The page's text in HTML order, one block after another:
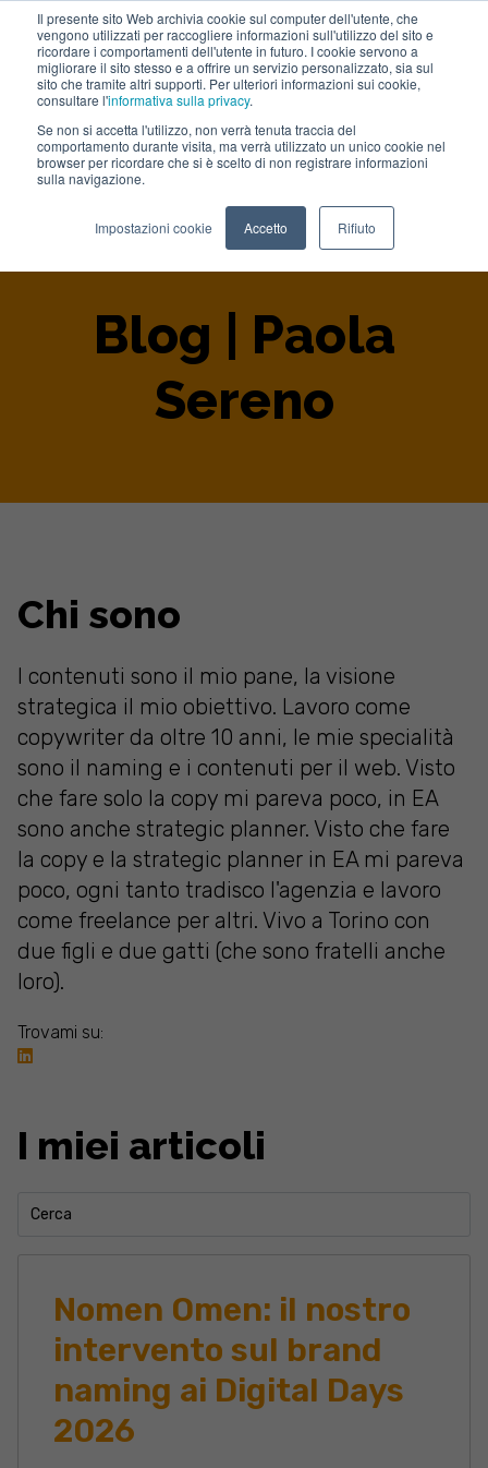
Il presente sito Web archivia cookie sul computer dell'utente, che
vengono utilizzati per raccogliere informazioni sull'utilizzo del sito e
ricordare i comportamenti dell'utente in futuro. I cookie servono a
migliorare il sito stesso e a offrire un servizio personalizzato, sia sul
sito che tramite altri supporti. Per ulteriori informazioni sui cookie,
consultare l'informativa sulla privacy.
Se non si accetta l'utilizzo, non verrà tenuta traccia del
comportamento durante visita, ma verrà utilizzato un unico cookie nel
browser per ricordare che si è scelto di non registrare informazioni
sulla navigazione.
Impostazioni cookie Accetto Rifiuto
Lavora con noi
Paola Sereno
Blog | Paola
Sereno
Chi sono
I contenuti sono il mio pane, la visione
strategica il mio obiettivo. Lavoro come
copywriter da oltre 10 anni, le mie specialità
sono il naming e i contenuti per il web. Visto
che fare solo la copy mi pareva poco, in EA
sono anche strategic planner. Visto che fare
la copy e la strategic planner in EA mi pareva
poco, ogni tanto tradisco l'agenzia e lavoro
come freelance per altri. Vivo a Torino con
due figli e due gatti (che sono fratelli anche
loro).
Trovami su:
I miei articoli
Nomen Omen: il nostro
intervento sul brand
naming ai Digital Days
2026